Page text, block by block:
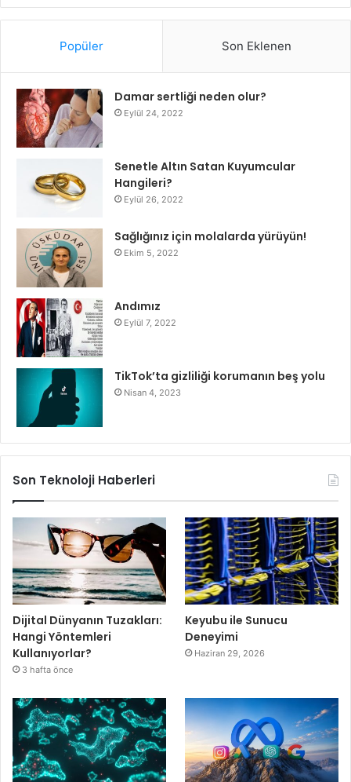
Popüler Son Eklenen
Damar sertliği neden olur?
Eylül 24, 2022
Senetle Altın Satan Kuyumcular
Hangileri?
Eylül 26, 2022
Sağlığınız için molalarda yürüyün!
Ekim 5, 2022
Andımız
Eylül 7, 2022
TikTok’ta gizliliği korumanın beş yolu
Nisan 4, 2023
Son Teknoloji Haberleri
Dijital Dünyanın Tuzakları:
Hangi Yöntemleri
Kullanıyorlar?
3 hafta önce
Keyubu ile Sunucu
Deneyimi
Haziran 29, 2026